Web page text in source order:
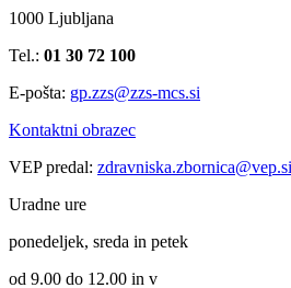
1000 Ljubljana
Tel.: 01 30 72 100
E-pošta: gp.zzs@zzs-mcs.si
Kontaktni obrazec
VEP predal: zdravniska.zbornica@vep.si
Uradne ure
ponedeljek, sreda in petek
od 9.00 do 12.00 in v